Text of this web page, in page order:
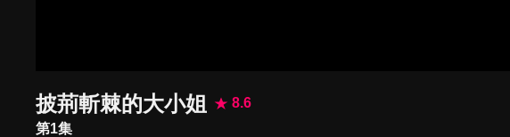
披荊斬棘的大小姐
8.6
第1集